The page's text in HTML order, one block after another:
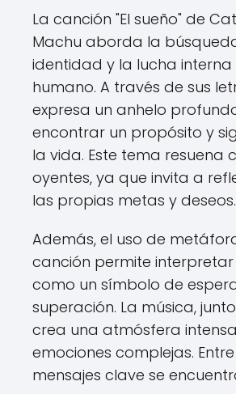
La canción "El sueño" de
Machu aborda la
identidad y la lucha interna
humano. A través de sus
expresa un anhelo
encontrar un propósito y
la vida. Este tema resuena
oyentes, ya que invita a
las propias metas y deseos.
Además, el uso de
canción permite interpretar
como un símbolo de
superación. La música,
crea una atmósfera
emociones complejas.
mensajes clave se